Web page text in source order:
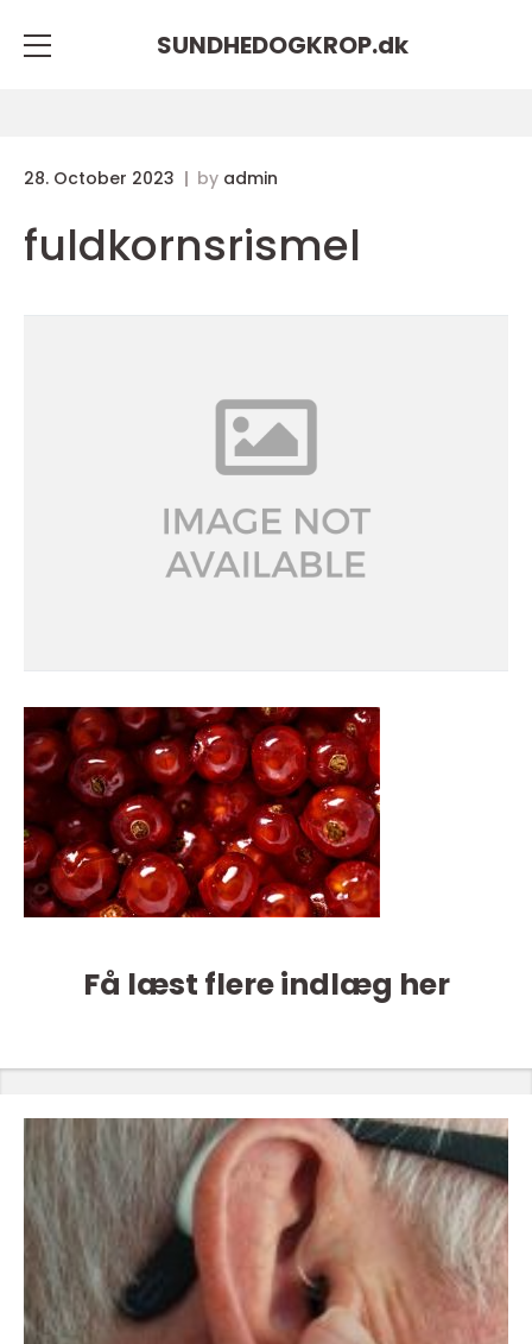
SUNDHEDOGKROP.dk
28. October 2023 by admin
fuldkornsrismel
Få læst flere indlæg her